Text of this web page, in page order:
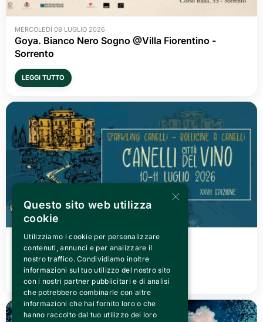
MERCOLEDÌ 08 LUGLIO 2026
Goya. Bianco Nero Sogno @Villa Fiorentino -
Sorrento
LEGGI TUTTO
VENERDÌ 03 LUGLIO 2026
Canelli città del Vino 2026
LEGGI TUTTO
×
Questo sito web utilizza
cookie
Utilizziamo i cookie per personalizzare
contenuti, annunci e per analizzare il
nostro traffico. Condividiamo inoltre
informazioni sul tuo utilizzo del nostro sito
con i nostri partner pubblicitari e di analisi
che potrebbero combinarle con altre
informazioni che hai fornito loro o che
hanno raccolto dal tuo utilizzo dei loro